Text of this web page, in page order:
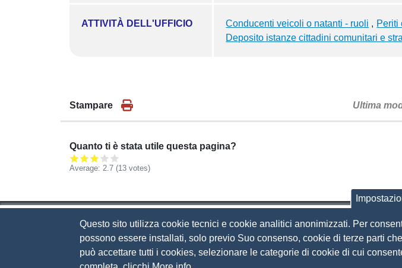
ATTIVITÀ DELL'UFFICIO Conducenti veicoli o natanti - ruoli
Periti
Deposito istanze cittadini comunitari e
Stampare Ultima
Quanto ti è stata utile questa pagina?
Average: 2.7 (13 votes)
Camera di Commercio di Brescia
Contatti
Questo sito utilizza cookie tecnici e cookie analitici anonimizzati. Per
possono essere installati, solo previo Suo consenso, cookie di terze parti
può accettare tutti i cookies, selezionare le categorie di cookie di cui